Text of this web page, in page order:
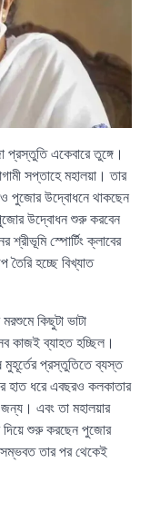
একেবারে তুঙ্গে।
সপ্তাহে মহালয়া। তার
পুজোর উদ্বোধনে থাকছেন
উদ্বোধন শুরু করবেন
স্পোর্টিং ক্লাবের
হচ্ছে বিখ্যাত
কিছুটা ভাটা
কাজই ব্যাহত হচ্ছিল।
প্রস্তুতিতে ব্যস্ত
হাত ধরে এবছরও কলকাতার
জন্য। এবং তা মহালয়ার
দিয়ে শুরু করছেন পুজোর
তার পর থেকেই